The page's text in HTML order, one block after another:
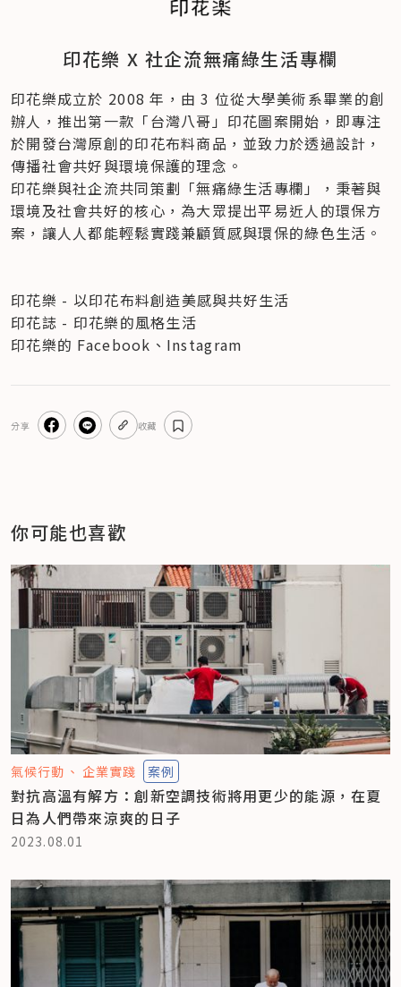
印花樂 X 社企流無痛綠生活專欄
印花樂成立於 2008 年，由 3 位從大學美術系畢業的創
辦人，推出第一款「台灣八哥」印花圖案開始，即專注
於開發台灣原創的印花布料商品，並致力於透過設計，
傳播社會共好與環境保護的理念。
印花樂與社企流共同策劃「無痛綠生活專欄」，秉著與
環境及社會共好的核心，為大眾提出平易近人的環保方
案，讓人人都能輕鬆實踐兼顧質感與環保的綠色生活。
印花樂 - 以印花布料創造美感與共好生活
印花誌 - 印花樂的風格生活
印花樂的 Facebook、Instagram
分享 收藏
你可能也喜歡
氣候行動 企業實踐 案例
對抗高溫有解方：創新空調技術將用更少的能源，在夏
日為人們帶來涼爽的日子
2023.08.01